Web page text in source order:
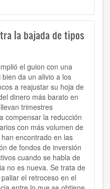
la bajada de tipos
el guion con una
da un alivio a los
a reajustar su hoja de
dinero más barato en
trimestres
compensar la reducción
con más volumen de
encontrado en las
de fondos de inversión
cuando se habla de
no es nueva. Se trata de
el retroceso en el